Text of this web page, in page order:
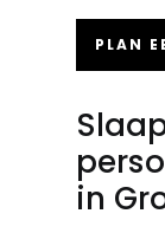
PLAN
in